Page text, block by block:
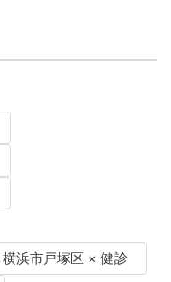
横浜市戸塚区 × 健診